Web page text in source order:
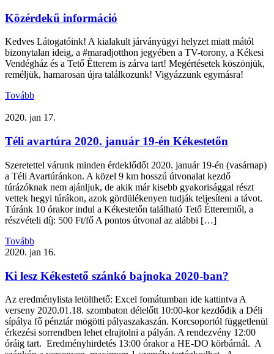
Közérdekű információ
Kedves Látogatóink! A kialakult járványügyi helyzet miatt mától
bizonytalan ideig, a #maradjotthon jegyében a TV-torony, a Kékesi
Vendégház és a Tető Étterem is zárva tart! Megértésetek köszönjük,
reméljük, hamarosan újra találkozunk! Vigyázzunk egymásra!
Tovább
2020. jan 17.
Téli avartúra 2020. január 19-én Kékestetőn
Szeretettel várunk minden érdeklődőt 2020. január 19-én (vasárnap)
a Téli Avartúránkon. A közel 9 km hosszú útvonalat kezdő
túrázóknak nem ajánljuk, de akik már kisebb gyakorisággal részt
vettek hegyi túrákon, azok gördülékenyen tudják teljesíteni a távot.
Túránk 10 órakor indul a Kékestetőn található Tető Étteremtől, a
részvételi díj: 500 Ft/fő A pontos útvonal az alábbi […]
Tovább
2020. jan 16.
Ki lesz Kékestető szánkó bajnoka 2020-ban?
Az eredménylista letölthető: Excel fomátumban ide kattintva A
verseny 2020.01.18. szombaton délelőtt 10:00-kor kezdődik a Déli
sípálya fő pénztár mögötti pályaszakaszán. Korcsoportól függetlenül
érkezési sorrendben lehet elrajtolni a pályán. A rendezvény 12:00
óráig tart. Eredményhirdetés 13:00 órakor a HE-DO körbárnál. A